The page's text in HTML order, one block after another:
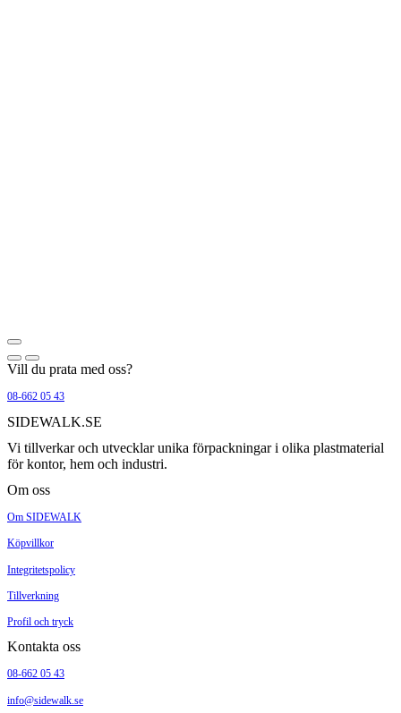
Vill du prata med oss?
08-662 05 43
SIDEWALK.SE
Vi tillverkar och utvecklar unika förpackningar i olika plastmaterial
för kontor, hem och industri.
Om oss
Om SIDEWALK
Köpvillkor
Integritetspolicy
Tillverkning
Profil och tryck
Kontakta oss
08-662 05 43
info@sidewalk.se